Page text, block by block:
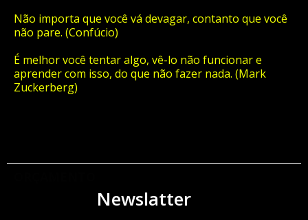
Não importa que você vá devagar, contanto que você
não pare. (Confúcio)
É melhor você tentar algo, vê-lo não funcionar e
aprender com isso, do que não fazer nada. (Mark
Zuckerberg)
Newslatter